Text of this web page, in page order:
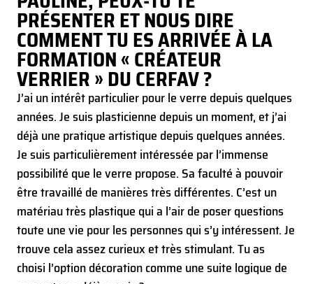
PRÉSENTER ET NOUS DIRE
COMMENT TU ES ARRIVÉE À LA
FORMATION « CRÉATEUR
VERRIER » DU CERFAV ?
J’ai un intérêt particulier pour le verre depuis quelques
années. Je suis plasticienne depuis un moment, et j’ai
déjà une pratique artistique depuis quelques années.
Je suis particulièrement intéressée par l’immense
possibilité que le verre propose. Sa faculté à pouvoir
être travaillé de manières très différentes. C’est un
matériau très plastique qui a l’air de poser questions
toute une vie pour les personnes qui s’y intéressent. Je
trouve cela assez curieux et très stimulant. Tu as
choisi l’option décoration comme une suite logique de